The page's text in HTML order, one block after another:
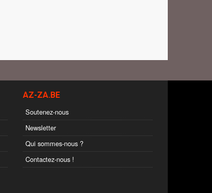
AZ-ZA.BE
Soutenez-nous
Newsletter
Qui sommes-nous ?
Contactez-nous !